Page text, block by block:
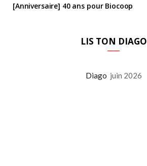
[Anniversaire] 40 ans pour Biocoop
LIS TON DIAGO
Diago juin 2026